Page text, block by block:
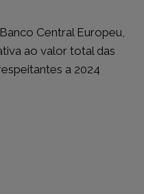
Central Europeu,
ao valor total das
a 2024